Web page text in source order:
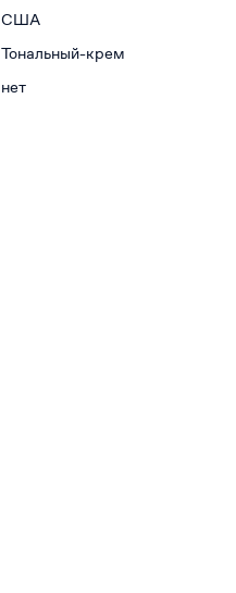
США
Тональный-крем
нет